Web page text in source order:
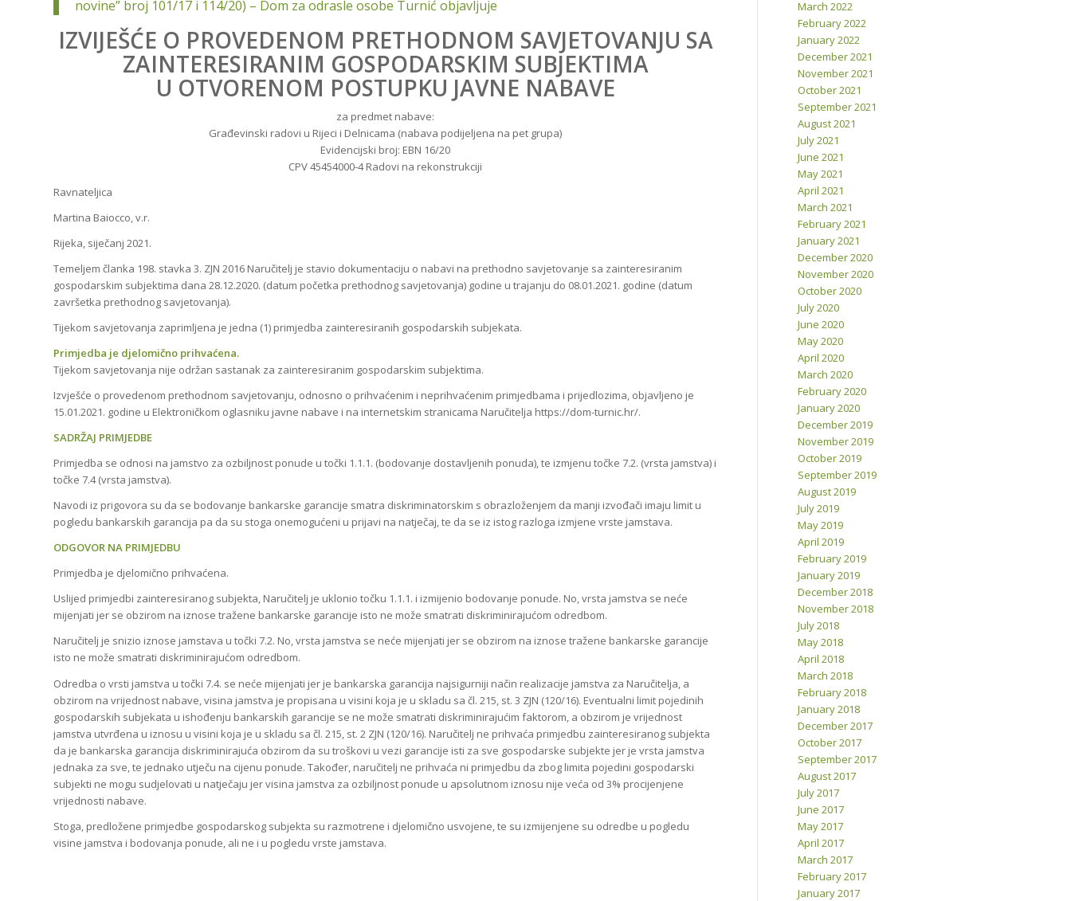
novine” broj 101/17 i 114/20) – Dom za odrasle osobe Turnić objavljuje
IZVIJEŠĆE O PROVEDENOM PRETHODNOM SAVJETOVANJU SA
ZAINTERESIRANIM GOSPODARSKIM SUBJEKTIMA
U OTVORENOM POSTUPKU JAVNE NABAVE
za predmet nabave:
Građevinski radovi u Rijeci i Delnicama (nabava podijeljena na pet grupa)
Evidencijski broj: EBN 16/20
CPV 45454000-4 Radovi na rekonstrukciji
Ravnateljica
Martina Baiocco, v.r.
Rijeka, siječanj 2021.
Temeljem članka 198. stavka 3. ZJN 2016 Naručitelj je stavio dokumentaciju o nabavi na prethodno savjetovanje sa zainteresiranim
gospodarskim subjektima dana 28.12.2020. (datum početka prethodnog savjetovanja) godine u trajanju do 08.01.2021. godine (datum
završetka prethodnog savjetovanja).
Tijekom savjetovanja zaprimljena je jedna (1) primjedba zainteresiranih gospodarskih subjekata.
Primjedba je djelomično prihvaćena.
Tijekom savjetovanja nije održan sastanak za zainteresiranim gospodarskim subjektima.
Izvješće o provedenom prethodnom savjetovanju, odnosno o prihvaćenim i neprihvaćenim primjedbama i prijedlozima, objavljeno je
15.01.2021. godine u Elektroničkom oglasniku javne nabave i na internetskim stranicama Naručitelja https://dom-turnic.hr/.
SADRŽAJ PRIMJEDBE
Primjedba se odnosi na jamstvo za ozbiljnost ponude u točki 1.1.1. (bodovanje dostavljenih ponuda), te izmjenu točke 7.2. (vrsta jamstva) i
točke 7.4 (vrsta jamstva).
Navodi iz prigovora su da se bodovanje bankarske garancije smatra diskriminatorskim s obrazloženjem da manji izvođači imaju limit u
pogledu bankarskih garancija pa da su stoga onemogućeni u prijavi na natječaj, te da se iz istog razloga izmjene vrste jamstava.
ODGOVOR NA PRIMJEDBU
Primjedba je djelomično prihvaćena.
Uslijed primjedbi zainteresiranog subjekta, Naručitelj je uklonio točku 1.1.1. i izmijenio bodovanje ponude. No, vrsta jamstva se neće
mijenjati jer se obzirom na iznose tražene bankarske garancije isto ne može smatrati diskriminirajućom odredbom.
Naručitelj je snizio iznose jamstava u točki 7.2. No, vrsta jamstva se neće mijenjati jer se obzirom na iznose tražene bankarske garancije
isto ne može smatrati diskriminirajućom odredbom.
Odredba o vrsti jamstva u točki 7.4. se neće mijenjati jer je bankarska garancija najsigurniji način realizacije jamstva za Naručitelja, a
obzirom na vrijednost nabave, visina jamstva je propisana u visini koja je u skladu sa čl. 215, st. 3 ZJN (120/16). Eventualni limit pojedinih
gospodarskih subjekata u ishođenju bankarskih garancije se ne može smatrati diskriminirajućim faktorom, a obzirom je vrijednost
jamstva utvrđena u iznosu u visini koja je u skladu sa čl. 215, st. 2 ZJN (120/16). Naručitelj ne prihvaća primjedbu zainteresiranog subjekta
da je bankarska garancija diskriminirajuća obzirom da su troškovi u vezi garancije isti za sve gospodarske subjekte jer je vrsta jamstva
jednaka za sve, te jednako utječu na cijenu ponude. Također, naručitelj ne prihvaća ni primjedbu da zbog limita pojedini gospodarski
subjekti ne mogu sudjelovati u natječaju jer visina jamstva za ozbiljnost ponude u apsolutnom iznosu nije veća od 3% procijenjene
vrijednosti nabave.
Stoga, predložene primjedbe gospodarskog subjekta su razmotrene i djelomično usvojene, te su izmijenjene su odredbe u pogledu
visine jamstva i bodovanja ponude, ali ne i u pogledu vrste jamstava.
March 2022
February 2022
January 2022
December 2021
November 2021
October 2021
September 2021
August 2021
July 2021
June 2021
May 2021
April 2021
March 2021
February 2021
January 2021
December 2020
November 2020
October 2020
July 2020
June 2020
May 2020
April 2020
March 2020
February 2020
January 2020
December 2019
November 2019
October 2019
September 2019
August 2019
July 2019
May 2019
April 2019
February 2019
January 2019
December 2018
November 2018
July 2018
May 2018
April 2018
March 2018
February 2018
January 2018
December 2017
October 2017
September 2017
August 2017
July 2017
June 2017
May 2017
April 2017
March 2017
February 2017
January 2017